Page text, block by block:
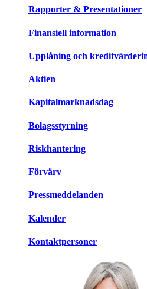
Rapporter & Presentationer
Finansiell information
Upplåning och
Aktien
Kapitalmarknadsdag
Bolagsstyrning
Riskhantering
Förvärv
Pressmeddelanden
Kalender
Kontaktpersoner